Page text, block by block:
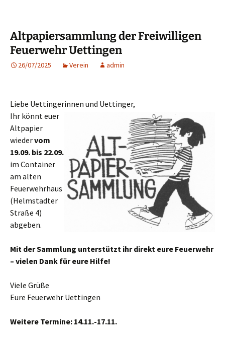
Altpapiersammlung der Freiwilligen
Feuerwehr Uettingen
26/07/2025 Verein admin
Liebe Uettingerinnen und Uettinger,
Ihr könnt euer
Altpapier
wiedervom
19.09. bis 22.09.
im Container
am alten
Feuerwehrhaus
(Helmstadter
Straße 4)
abgeben.
Mit der Sammlung unterstützt ihr direkt eure Feuerwehr
– vielen Dank für eure Hilfe!
Viele Grüße
Eure Feuerwehr Uettingen
Weitere Termine: 14.11.-17.11.